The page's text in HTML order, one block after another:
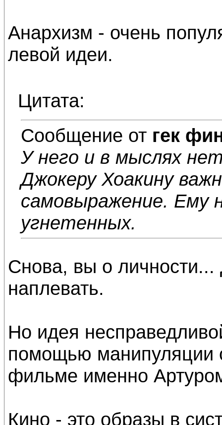
Анархизм - очень
левой идеи.
Цитата:
Сообщение от гек
У него и в мыслях
Джокеру Хоакину
самовыражение. Ему
угнетенных.
Снова, вы о личности...
наплевать.
Но идея
помощью манипуляции
фильме именно
Кино - это образы в